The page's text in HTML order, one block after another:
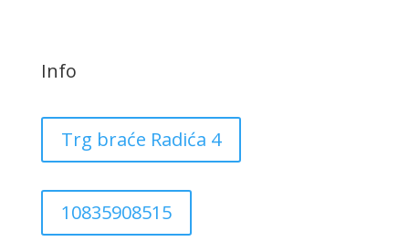
Info
Trg braće Radića 4
10835908515